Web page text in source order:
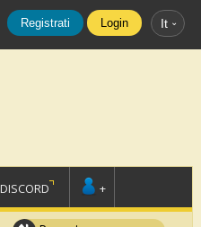
Registrati Login It
DISCORD +